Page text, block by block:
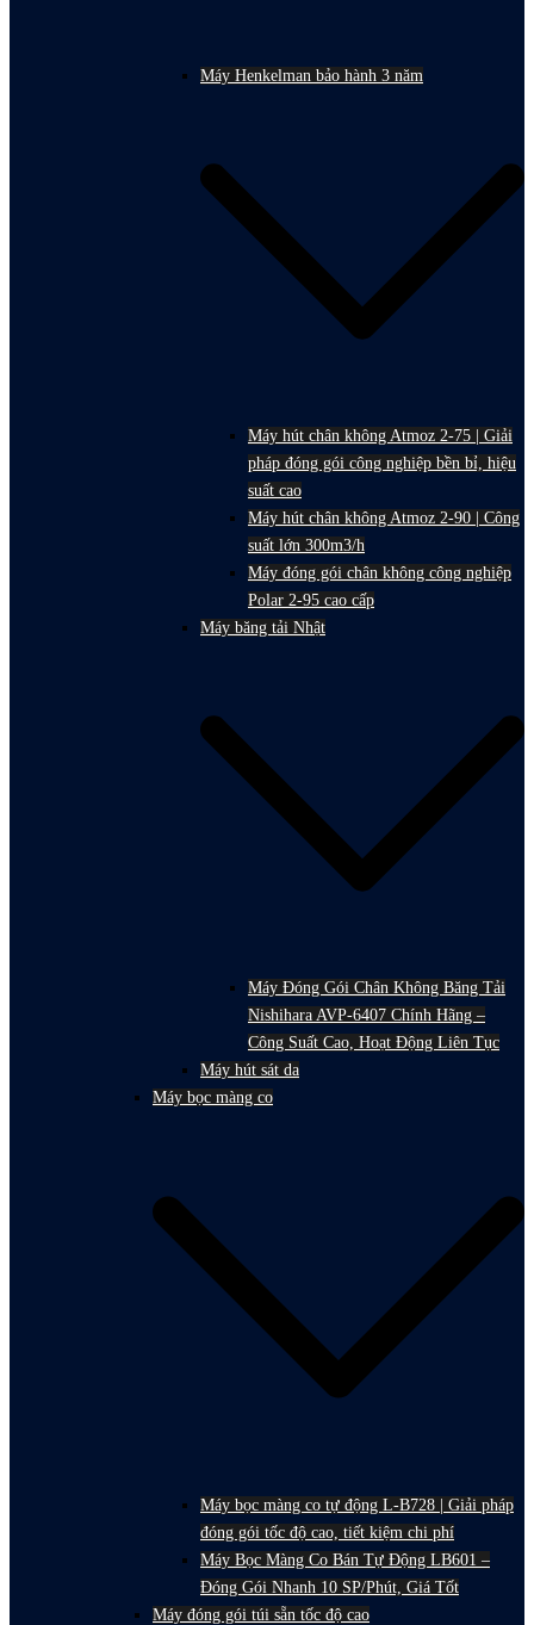
Máy Henkelman bảo hành 3 năm
Máy hút chân không Atmoz 2-75 | Giải
pháp đóng gói công nghiệp bền bỉ, hiệu
suất cao
Máy hút chân không Atmoz 2-90 | Công
suất lớn 300m3/h
Máy đóng gói chân không công nghiệp
Polar 2-95 cao cấp
Máy băng tải Nhật
Máy Đóng Gói Chân Không Băng Tải
Nishihara AVP-6407 Chính Hãng –
Công Suất Cao, Hoạt Động Liên Tục
Máy hút sát da
Máy bọc màng co
Máy bọc màng co tự động L-B728 | Giải pháp
đóng gói tốc độ cao, tiết kiệm chi phí
Máy Bọc Màng Co Bán Tự Động LB601 –
Đóng Gói Nhanh 10 SP/Phút, Giá Tốt
Máy đóng gói túi sẵn tốc độ cao